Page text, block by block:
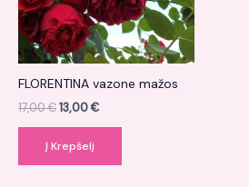
FLORENTINA vazone mažos
17,00€13,00€
Į Krepšelį